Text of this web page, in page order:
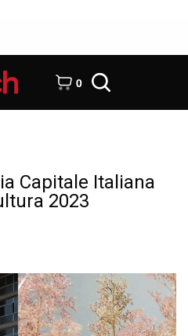
0
Capitale Italiana
2023